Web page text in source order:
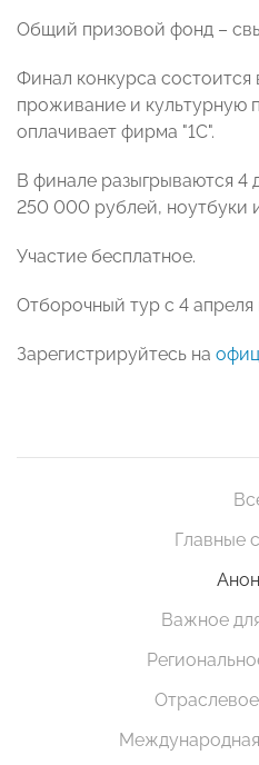
Общий призовой фонд –
Финал конкурса состоится
проживание и культурную
оплачивает фирма "1С".
В финале разыгрываются 4
250 000 рублей, ноутбуки
Участие бесплатное.
Отборочный тур с 4 апреля
Зарегистрируйтесь на
Главные
Важное